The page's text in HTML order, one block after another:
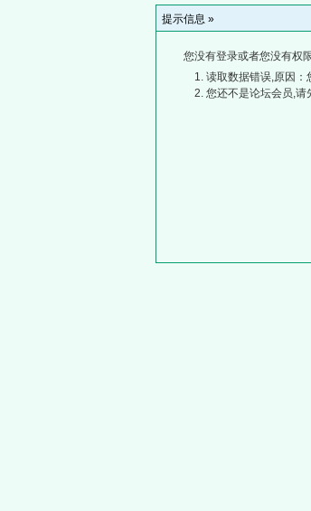
提示信息 »
您没有登录或者您没有权
读取数据错误,原因：
您还不是论坛会员,请